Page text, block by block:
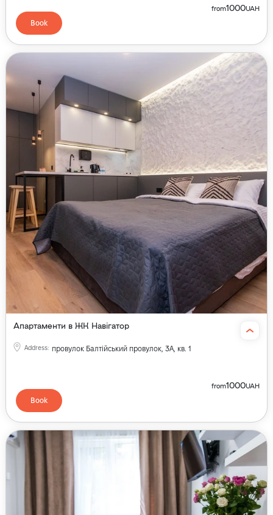
from1000UAH
Book
Апартаменти в ЖК Навігатор
Address: провулок Балтійський провулок, 3А, кв. 1
from1000UAH
Book